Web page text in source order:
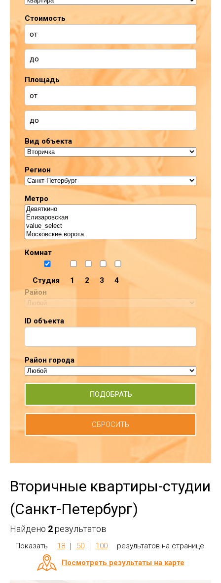
Стоимость
Площадь
Вид объекта
Регион
Метро
Комнат
Студия 1 2 3
4
Район
ID объекта
Район города
СБРОСИТЬ
Вторичные квартиры-студии
(Санкт-Петербург)
Найдено 2результатов
Показать 18 50 100
результатов на странице.
Посмотреть результаты на карте